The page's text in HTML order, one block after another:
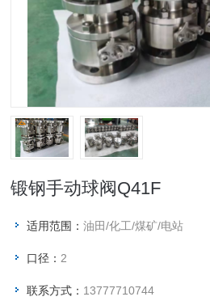
锻钢手动球阀Q41F
适用范围：油田/化工/煤矿/电站
口径： 2
联系方式： 13777710744